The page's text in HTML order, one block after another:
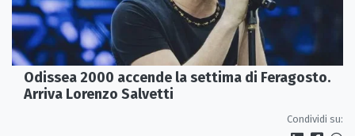
Odissea 2000 accende la settima di Feragosto.
Arriva Lorenzo Salvetti
Condividi su: